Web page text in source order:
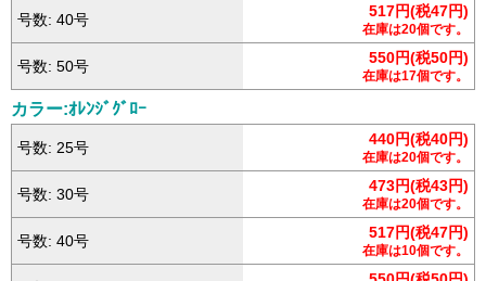
号数: 40号 517円(税47円)
在庫は20個です。
号数: 50号 550円(税50円)
在庫は17個です。
カラー:ｵﾚﾝｼﾞｸﾞﾛｰ
号数: 25号 440円(税40円)
在庫は20個です。
号数: 30号 473円(税43円)
在庫は20個です。
号数: 40号 517円(税47円)
在庫は10個です。